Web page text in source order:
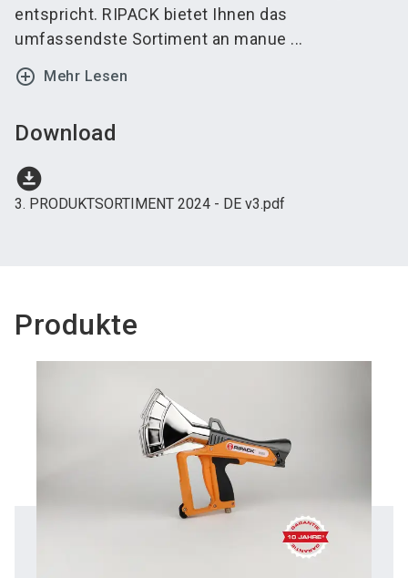
entspricht. RIPACK bietet Ihnen das
umfassendste Sortiment an manue ...
add_circle_outline Mehr Lesen
Download
download_for_offline
3. PRODUKTSORTIMENT 2024 - DE v3.pdf
Produkte